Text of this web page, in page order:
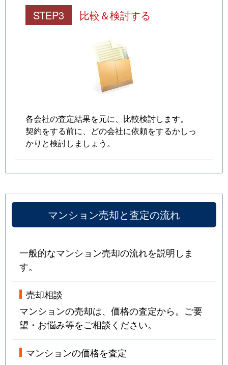
STEP3 比較＆検討する
各会社の査定結果を元に、比較検討します。
契約をする前に、どの会社に依頼をするかしっ
かりと検討しましょう。
マンション売却と査定の流れ
一般的なマンション売却の流れを説明しま
す。
売却相談
マンションの売却は、価格の査定から。ご要
望・お悩み等をご相談ください。
マンションの価格を査定